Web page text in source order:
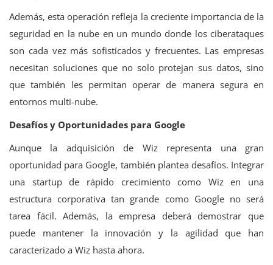
Además, esta operación refleja la creciente importancia de la
seguridad en la nube en un mundo donde los ciberataques
son cada vez más sofisticados y frecuentes. Las empresas
necesitan soluciones que no solo protejan sus datos, sino
que también les permitan operar de manera segura en
entornos multi-nube.
Desafíos y Oportunidades para Google
Aunque la adquisición de Wiz representa una gran
oportunidad para Google, también plantea desafíos. Integrar
una startup de rápido crecimiento como Wiz en una
estructura corporativa tan grande como Google no será
tarea fácil. Además, la empresa deberá demostrar que
puede mantener la innovación y la agilidad que han
caracterizado a Wiz hasta ahora.